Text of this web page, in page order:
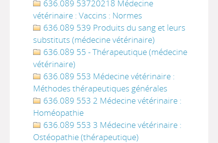
636.089 53720218 Médecine
vétérinaire : Vaccins : Normes
636.089 539 Produits du sang et leurs
substituts (médecine vétérinaire)
636.089 55 - Thérapeutique (médecine
vétérinaire)
636.089 553 Médecine vétérinaire :
Méthodes thérapeutiques générales
636.089 553 2 Médecine vétérinaire :
Homéopathie
636.089 553 3 Médecine vétérinaire :
Ostéopathie (thérapeutique)